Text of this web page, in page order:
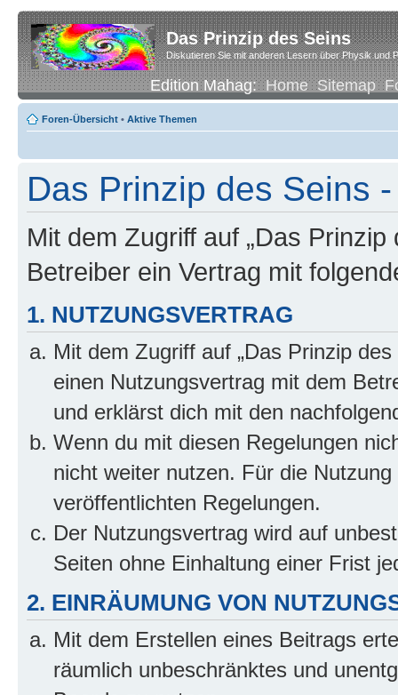
Das Prinzip des Seins
Diskutieren Sie mit anderen Lesern über Physik und
Edition Mahag:Home Sitemap
Foren-Übersicht • Aktive Themen
Das Prinzip des Seins
Mit dem Zugriff auf „Das
Betreiber ein Vertrag mit
1. NUTZUNGSVERTRAG
Mit dem Zugriff auf „Das Prinzip
einen Nutzungsvertrag mit dem
und erklärst dich mit den
Wenn du mit diesen Regelungen
nicht weiter nutzen. Für die
veröffentlichten Regelungen.
Der Nutzungsvertrag wird auf
Seiten ohne Einhaltung einer Frist
2. EINRÄUMUNG VON
Mit dem Erstellen eines Beitrags
räumlich unbeschränktes und